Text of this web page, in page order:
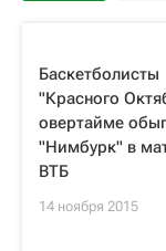
Баскетболисты
"Красного
овертайме
"Нимбурк" в
ВТБ
14 ноября 2015